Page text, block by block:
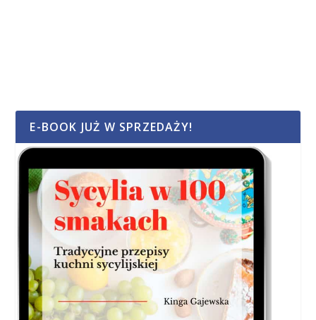
E-BOOK JUŻ W SPRZEDAŻY!